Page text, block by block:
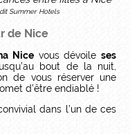
Summer Hotels
de Nice
Nice vous dévoileses
bout de la nuit,
de vous réserver une
d’être endiablé !
dans l’un de ces